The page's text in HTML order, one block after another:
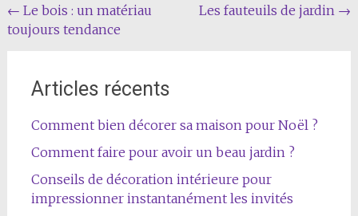
Navigation
de
← Le bois : un matériau
toujours tendance
Les fauteuils de jardin →
Articles récents
Comment bien décorer sa maison pour Noël ?
Comment faire pour avoir un beau jardin ?
Conseils de décoration intérieure pour
impressionner instantanément les invités